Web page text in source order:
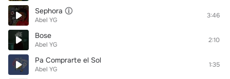
Sephora
Abel YG
3:46
Bose
Abel YG
2:10
Pa Comprarte el Sol
Abel YG
1:35